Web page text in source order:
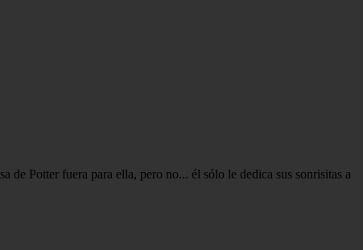
de Potter fuera para ella, pero no... él sólo le dedica sus sonrisitas a